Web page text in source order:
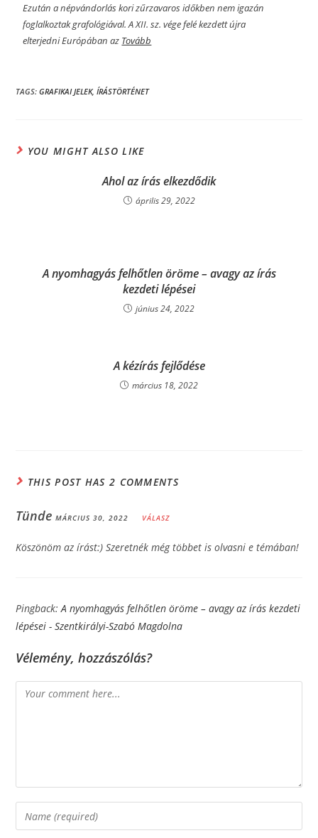
Ezután a népvándorlás kori zűrzavaros időkben nem igazán
foglalkoztak grafológiával. A XII. sz. vége felé kezdett újra
elterjedni Európában az Tovább
TAGS:GRAFIKAI JELEK, ÍRÁSTÖRTÉNET
YOU MIGHT ALSO LIKE
Ahol az írás elkezdődik
április 29, 2022
A nyomhagyás felhőtlen öröme­­ – avagy az írás
kezdeti lépései
június 24, 2022
A kézírás fejlődése
március 18, 2022
THIS POST HAS 2 COMMENTS
TündeMÁRCIUS 30, 2022 VÁLASZ
Köszönöm az írást:) Szeretnék még többet is olvasni e témában!
Pingback:A nyomhagyás felhőtlen öröme­­ – avagy az írás kezdeti
lépései - Szentkirályi-Szabó Magdolna
Vélemény, hozzászólás?
Comment
Enter
your